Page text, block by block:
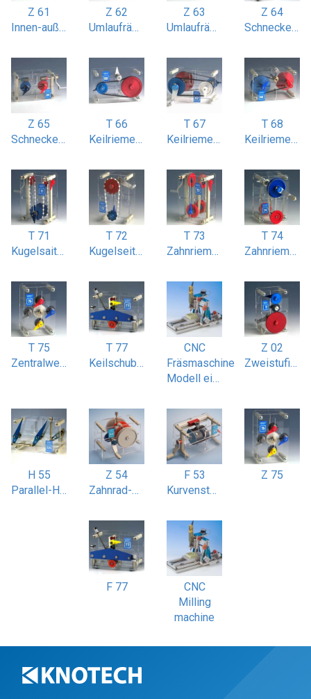
Z 61
Innen-außenverzahntes Stirnradgetriebe
Z 62
Umlaufrädergetriebe gleichlaufend
Z 63
Umlaufrädergetriebe mit gegenläufiger Abtriebswelle
Z 64
Schneckenradgetriebe 2-stufig
Z 65
Schneckenradgetriebe 2- und 3-gängig
T 66
Keilriemenantrieb einstufig
T 67
Keilriemenantrieb zweistufig
T 68
Keilriemen Stufenscheibenantrieb
T 71
Kugelsaitenantrieb gekreuzt
T 72
Kugelseitenantrieb einstufig
T 73
Zahnriemenantrieb gekreuzt
T 74
Zahnriemenantrieb zweistufig
T 75
Zentralwellengetriebe vierfach
T 77
Keilschubgetriebe symmetrisch
CNC
Fräsmaschine
Modell einer CNC Fräsmaschine
Z 02
Zweistufiges Stirnradgetriebe
H 55
Parallel-Hebelgetriebe Scheibenwischer
Z 54
Zahnrad-Differenzial
F 53
Kurvensteuerung zwangsgeführt
Z 75
F 77
CNC
Milling
machine